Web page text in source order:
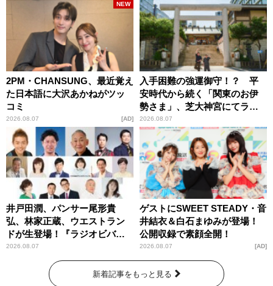
2PM・CHANSUNG、最近覚え
た日本語に大沢あかねがツッ
コミ
2026.08.07
NEW
AD
入手困難の強運御守！？ 平
安時代から続く「関東のお伊
勢さま」、芝大神宮にてラン
パンプスが合格祈願！
2026.08.07
井戸田潤、パンサー尾形貴
弘、林家正蔵、ウエストラン
ドが生登場！『ラジオビバリ
ー昼ズ』
2026.08.07
ゲストにSWEET STEADY・音
井結衣＆白石まゆみが登場！
公開収録で素顔全開！
2026.08.07 AD
新着記事をもっと見る